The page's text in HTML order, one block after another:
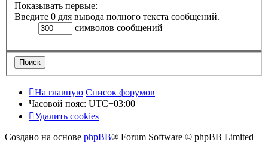
Показывать первые:
Введите 0 для вывода полного текста сообщений.
символов сообщений
На главную Список форумов
Часовой пояс: UTC+03:00
Удалить cookies
Создано на основе phpBB® Forum Software © phpBB Limited